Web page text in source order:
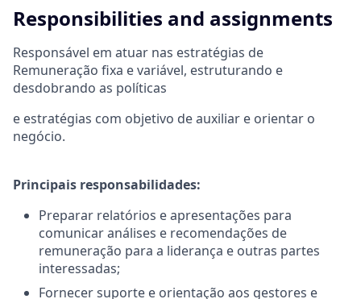
Responsibilities and assignments
Responsável em atuar nas estratégias de
Remuneração fixa e variável, estruturando e
desdobrando as políticas
e estratégias com objetivo de auxiliar e orientar o
negócio.
Principais responsabilidades:
Preparar relatórios e apresentações para
comunicar análises e recomendações de
remuneração para a liderança e outras partes
interessadas;
Fornecer suporte e orientação aos gestores e